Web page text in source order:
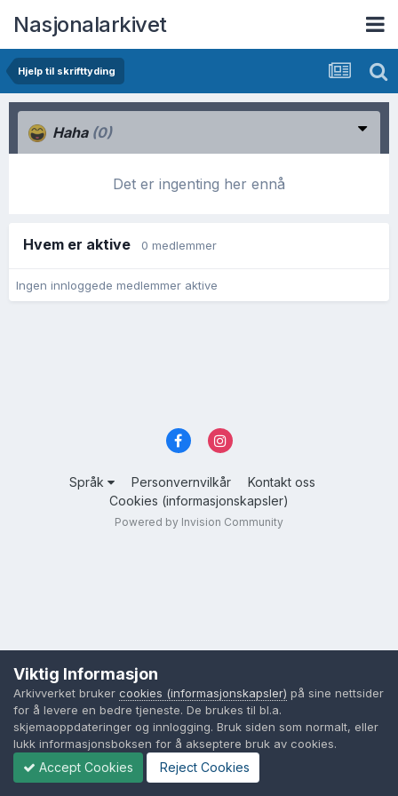
Nasjonalarkivet
Hjelp til skrifttyding
Haha (0)
Det er ingenting her ennå
Hvem er aktive 0 medlemmer
Ingen innloggede medlemmer aktive
Språk Personvernvilkår
Kontakt oss
Cookies (informasjonskapsler)
Powered by Invision Community
Viktig Informasjon
Arkivverket bruker cookies (informasjonskapsler) på sine nettsider
for å levere en bedre tjeneste. De brukes til bl.a.
skjemaoppdateringer og innlogging. Bruk siden som normalt, eller
lukk informasjonsboksen for å akseptere bruk av cookies.
Accept Cookies Reject Cookies